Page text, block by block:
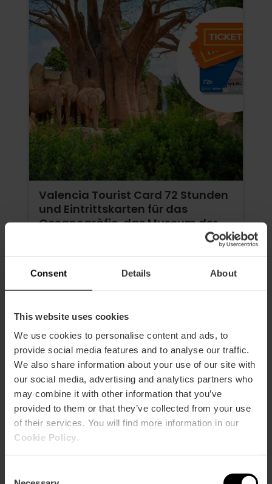
Consent Details About
This website uses cookies
We use cookies to personalise content and ads, to
provide social media features and to analyse our traffic.
We also share information about your use of our site with
our social media, advertising and analytics partners who
may combine it with other information that you’ve
provided to them or that they’ve collected from your use
of their services. You will find more information in our
Cookie Policy
Valencia Tourist Card 72 Stunden
und Eintrittskarten für das
Oceanogràfic, das Museum der
Wissenschaften, das Hemisfèric
- 618 Bewertungen
Von113,75 € 105,63 €